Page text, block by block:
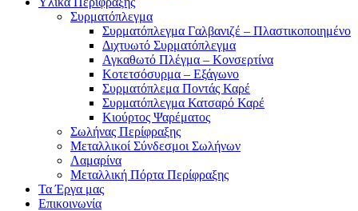
Συρματόπλεγμα
Συρματόπλεγμα Γαλβανιζέ – Πλαστικοποιημένο
Διχτυωτό Συρματόπλεγμα
Αγκαθωτό Πλέγμα – Κονσερτίνα
Κοτετσόσυρμα – Εξάγωνο
Συρματόπλεμα Ποντάς Καρέ
Συρματόπλεγμα Κατσαρό Καρέ
Κιούρτος Ψαρέματος
Σωλήνας Περίφραξης
Μεταλλικοί Σύνδεσμοι Σωλήνων
Λαμαρίνα
Μεταλλική Πόρτα Περίφραξης
Τα Έργα μας
Επικοινωνία